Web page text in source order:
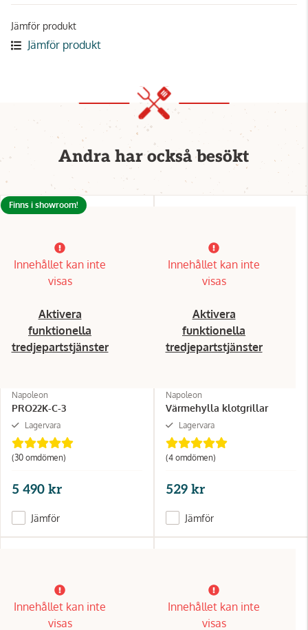
Jämför produkt
Jämför produkt
Andra har också besökt
Innehållet kan inte
visas
Aktivera
funktionella
tredjepartstjänster
Napoleon
PRO22K-C-3
Lagervara
(30 omdömen)
Finns i showroom!
5 490 kr
Jämför
Innehållet kan inte
visas
Aktivera
funktionella
tredjepartstjänster
Napoleon
Värmehylla klotgrillar
Lagervara
(4 omdömen)
529 kr
Jämför
Innehållet kan inte
visas
Innehållet kan inte
visas